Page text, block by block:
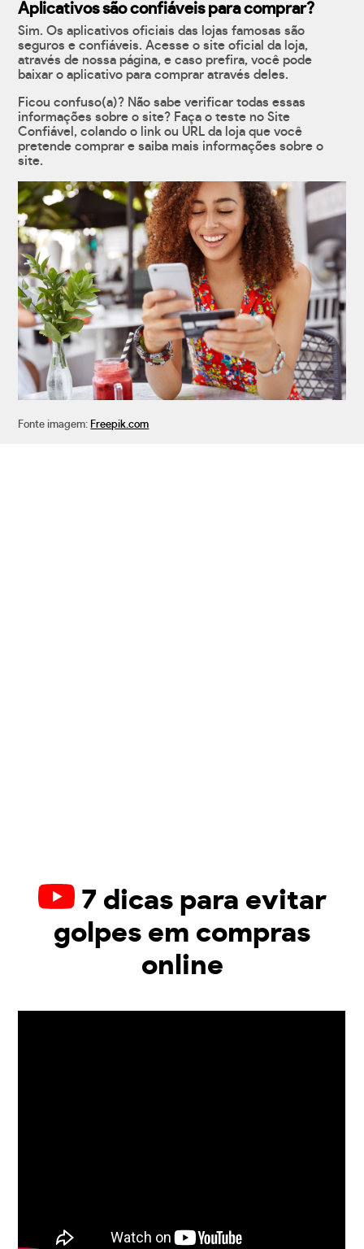
Aplicativos são confiáveis para comprar?
Sim. Os aplicativos oficiais das lojas famosas são
seguros e confiáveis. Acesse o site oficial da loja,
através de nossa página, e caso prefira, você pode
baixar o aplicativo para comprar através deles.
Ficou confuso(a)? Não sabe verificar todas essas
informações sobre o site? Faça o teste no Site
Confiável, colando o link ou URL da loja que você
pretende comprar e saiba mais informações sobre o
site.
Fonte imagem: Freepik.com
7 dicas para evitar
golpes em compras
online